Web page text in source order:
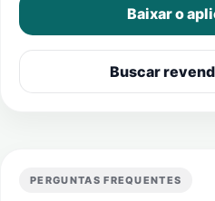
Baixar o
Buscar
PERGUNTAS FREQUENTES